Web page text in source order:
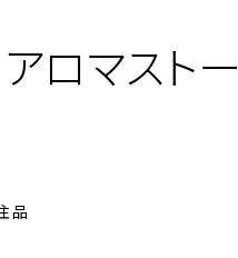
ロマストー
品